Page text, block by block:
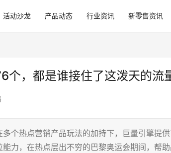
活动沙龙 产品动态 行业资讯 新零售资讯
个，都是谁接住了这泼天的流
个热点营销产品玩法的加持下，巨量引擎提
力，在热点层出不穷的巴黎奥运会期间，帮